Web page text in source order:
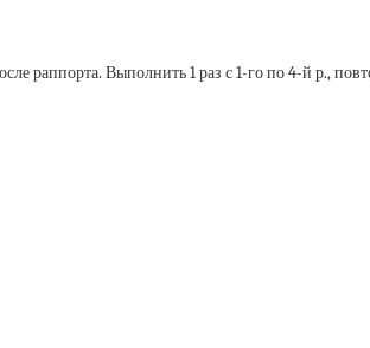
раппорта. Выполнить 1 раз с 1-го по 4-й р.,